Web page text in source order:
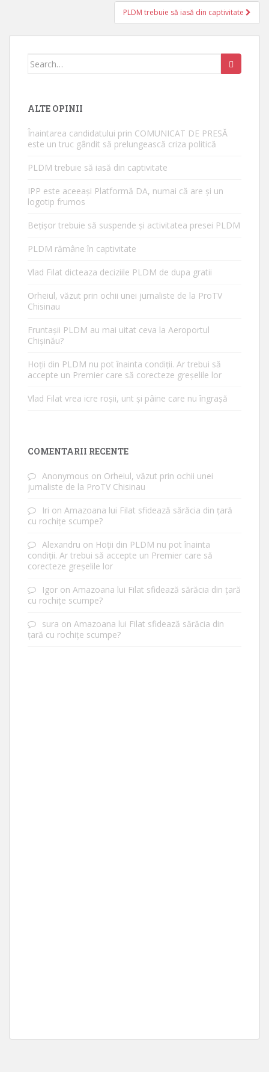
PLDM trebuie să iasă din captivitate
Search for:
ALTE OPINII
Înaintarea candidatului prin COMUNICAT DE PRESĂ
este un truc gândit să prelungească criza politică
PLDM trebuie să iasă din captivitate
IPP este aceeași Platformă DA, numai că are și un
logotip frumos
Bețișor trebuie să suspende și activitatea presei PLDM
PLDM rămâne în captivitate
Vlad Filat dicteaza deciziile PLDM de dupa gratii
Orheiul, văzut prin ochii unei jurnaliste de la ProTV
Chisinau
Fruntașii PLDM au mai uitat ceva la Aeroportul
Chișinău?
Hoții din PLDM nu pot înainta condiții. Ar trebui să
accepte un Premier care să corecteze greșelile lor
Vlad Filat vrea icre roșii, unt și pâine care nu îngrașă
COMENTARII RECENTE
Anonymous on Orheiul, văzut prin ochii unei
jurnaliste de la ProTV Chisinau
Iri on Amazoana lui Filat sfidează sărăcia din țară
cu rochițe scumpe?
Alexandru on Hoții din PLDM nu pot înainta
condiții. Ar trebui să accepte un Premier care să
corecteze greșelile lor
Igor on Amazoana lui Filat sfidează sărăcia din țară
cu rochițe scumpe?
sura on Amazoana lui Filat sfidează sărăcia din
țară cu rochițe scumpe?